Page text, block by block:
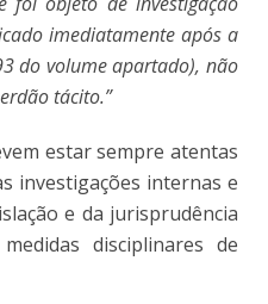
imediatamente após a
do volume apartado), não
tácito.”
estar sempre atentas
investigações internas e
e da jurisprudência
disciplinares de